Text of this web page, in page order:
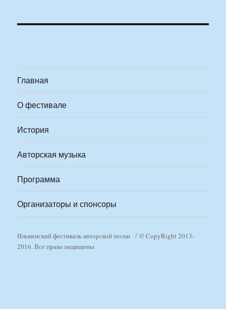
Главная
О фестивале
История
Авторская музыка
Программа
Организаторы и спонсоры
Ильменский фестиваль авторской песни
© CopyRight 2013-
2016. Все права защищены